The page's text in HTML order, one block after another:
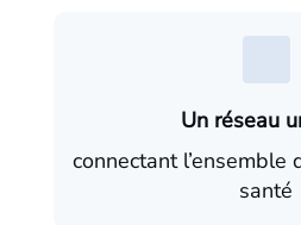
Un réseau
connectant l’ensemble
santé